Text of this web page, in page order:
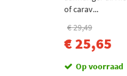
of carav...
€ 29,49
€ 25,65
Op voorraad